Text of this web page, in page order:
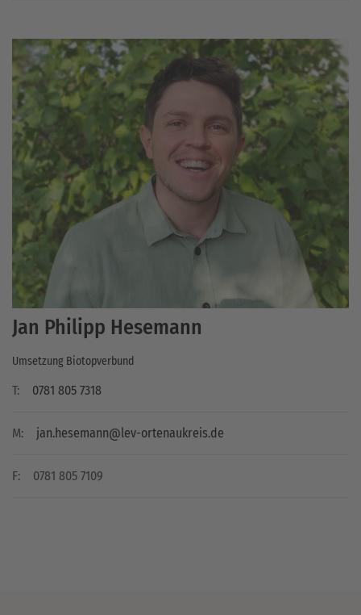
Jan Philipp Hesemann
Umsetzung Biotopverbund
T: 0781 805 7318
M: jan.hesemann@lev-ortenaukreis.de
F: 0781 805 7109